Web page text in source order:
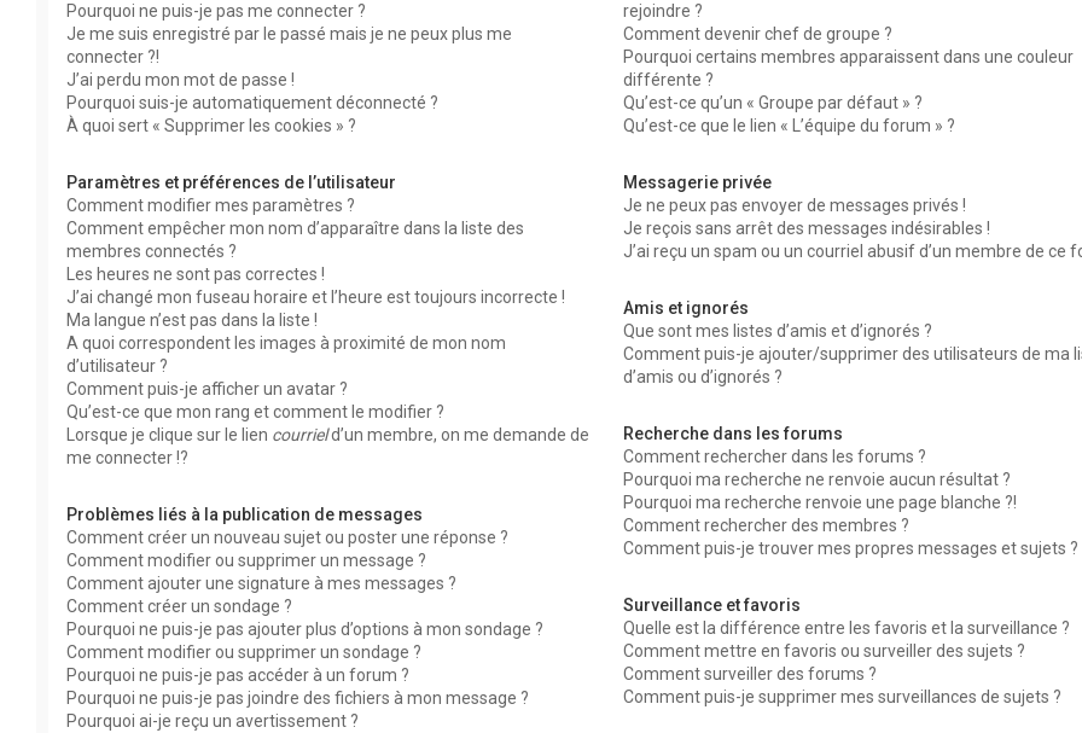
Pourquoi ne puis-je pas me connecter ?
Je me suis enregistré par le passé mais je ne peux plus me
connecter ?!
J’ai perdu mon mot de passe !
Pourquoi suis-je automatiquement déconnecté ?
À quoi sert « Supprimer les cookies » ?
Paramètres et préférences de l’utilisateur
Comment modifier mes paramètres ?
Comment empêcher mon nom d’apparaître dans la liste des
membres connectés ?
Les heures ne sont pas correctes !
J’ai changé mon fuseau horaire et l’heure est toujours incorrecte !
Ma langue n’est pas dans la liste !
A quoi correspondent les images à proximité de mon nom
d’utilisateur ?
Comment puis-je afficher un avatar ?
Qu’est-ce que mon rang et comment le modifier ?
Lorsque je clique sur le lien courrield’un membre, on me demande de
me connecter !?
Problèmes liés à la publication de messages
Comment créer un nouveau sujet ou poster une réponse ?
Comment modifier ou supprimer un message ?
Comment ajouter une signature à mes messages ?
Comment créer un sondage ?
Pourquoi ne puis-je pas ajouter plus d’options à mon sondage ?
Comment modifier ou supprimer un sondage ?
Pourquoi ne puis-je pas accéder à un forum ?
Pourquoi ne puis-je pas joindre des fichiers à mon message ?
Pourquoi ai-je reçu un avertissement ?
rejoindre ?
Comment devenir chef de groupe ?
Pourquoi certains membres apparaissent dans une couleur
différente ?
Qu’est-ce qu’un « Groupe par défaut » ?
Qu’est-ce que le lien « L’équipe du forum » ?
Messagerie privée
Je ne peux pas envoyer de messages privés !
Je reçois sans arrêt des messages indésirables !
J’ai reçu un spam ou un courriel abusif d’un membre de ce
Amis et ignorés
Que sont mes listes d’amis et d’ignorés ?
Comment puis-je ajouter/supprimer des utilisateurs de ma
d’amis ou d’ignorés ?
Recherche dans les forums
Comment rechercher dans les forums ?
Pourquoi ma recherche ne renvoie aucun résultat ?
Pourquoi ma recherche renvoie une page blanche ?!
Comment rechercher des membres ?
Comment puis-je trouver mes propres messages et sujets ?
Surveillance et favoris
Quelle est la différence entre les favoris et la surveillance ?
Comment mettre en favoris ou surveiller des sujets ?
Comment surveiller des forums ?
Comment puis-je supprimer mes surveillances de sujets ?